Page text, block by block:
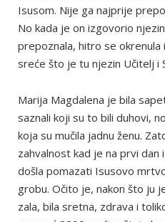
Isusom. Nije ga najprije
No kada je on izgovorio
prepoznala, hitro se
sreće što je tu njezin Učitelj i
Marija Magdalena je bila
saznali koji su to bili duhovi,
koja su mučila jadnu ženu.
zahvalnost kad je na prvi
došla pomazati Isusovo
grobu. Očito je, nakon što ju
zala, bila sretna, zdrava i